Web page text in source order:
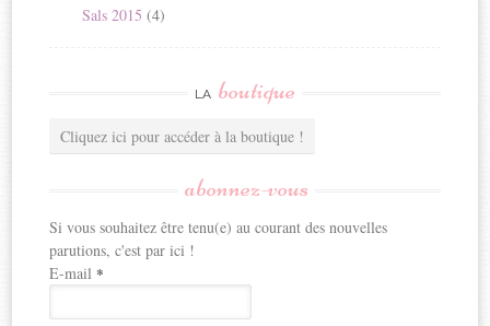
Sals 2015 (4)
LA boutique
Cliquez ici pour accéder à la boutique !
abonnez-vous
Si vous souhaitez être tenu(e) au courant des nouvelles
parutions, c'est par ici !
E-mail*